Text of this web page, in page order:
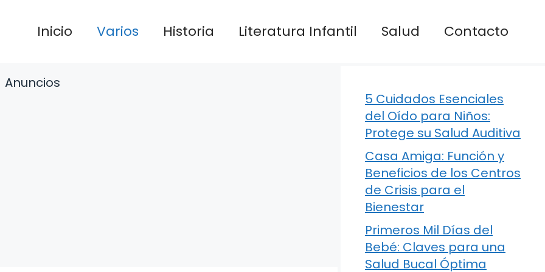
Inicio Varios Historia Literatura Infantil Salud Contacto
Anuncios
5 Cuidados Esenciales
del Oído para Niños:
Protege su Salud Auditiva
Casa Amiga: Función y
Beneficios de los Centros
de Crisis para el
Bienestar
Primeros Mil Días del
Bebé: Claves para una
Salud Bucal Óptima